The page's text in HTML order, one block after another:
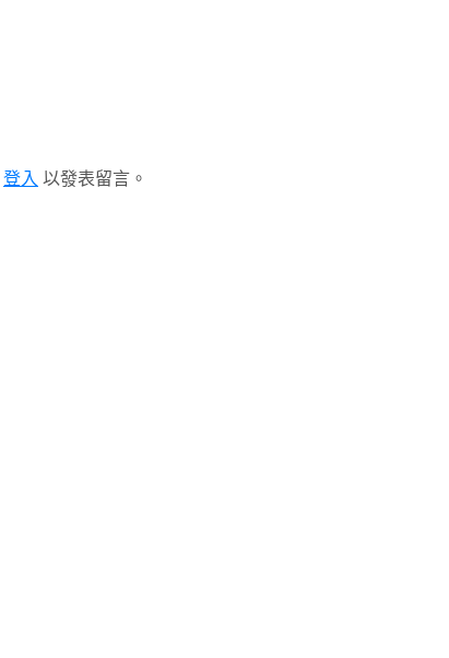
登入 以發表留言。